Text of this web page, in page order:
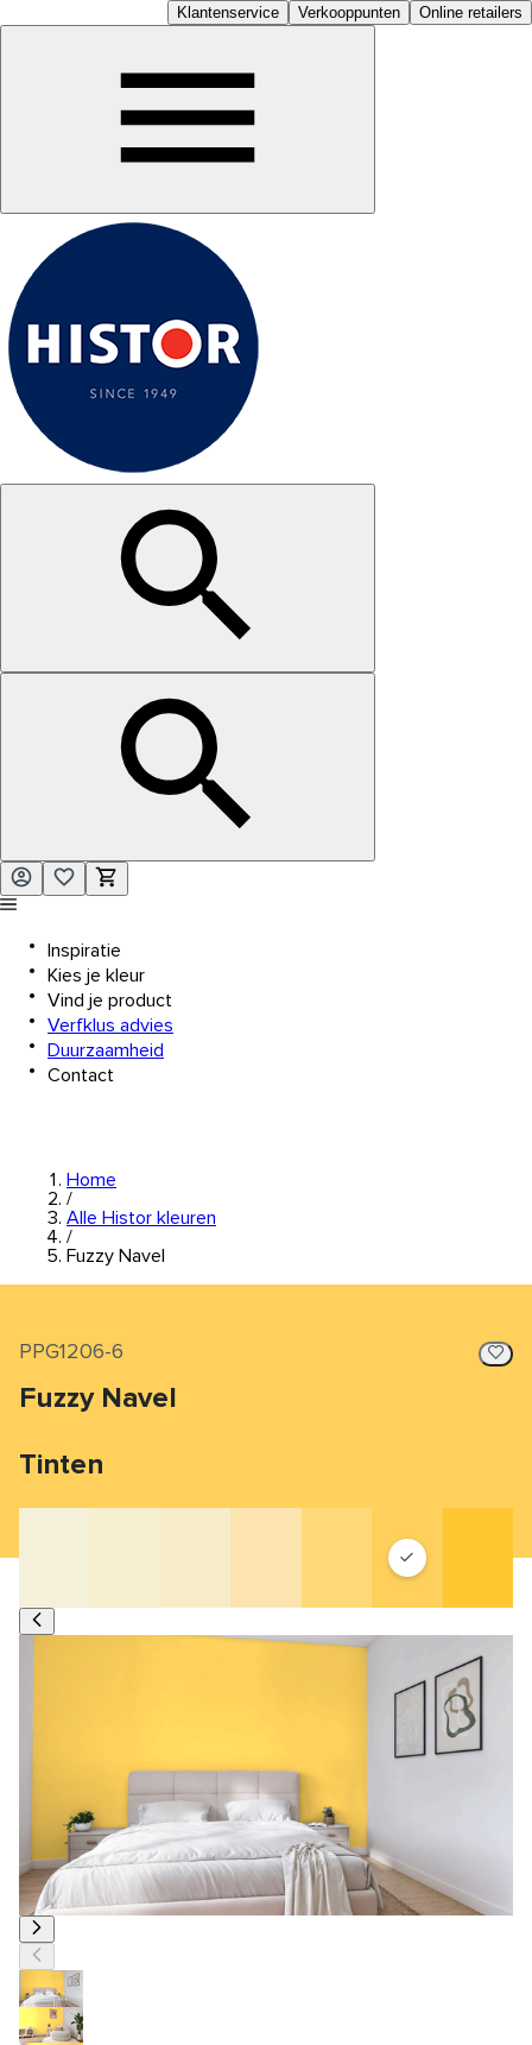
Klantenservice Verkooppunten Online retailers
Inspiratie
Kies je kleur
Vind je product
Verfklus advies
Duurzaamheid
Contact
Home
/
Alle Histor kleuren
/
Fuzzy Navel
PPG1206-6
Fuzzy Navel
Tinten